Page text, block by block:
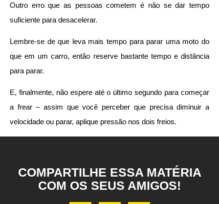
Outro erro que as pessoas cometem é não se dar tempo
suficiente para desacelerar.
Lembre-se de que leva mais tempo para parar uma moto do
que em um carro, então reserve bastante tempo e distância
para parar.
E, finalmente, não espere até o último segundo para começar
a frear – assim que você perceber que precisa diminuir a
velocidade ou parar, aplique pressão nos dois freios.
COMPARTILHE ESSA MATÉRIA
COM OS SEUS AMIGOS!